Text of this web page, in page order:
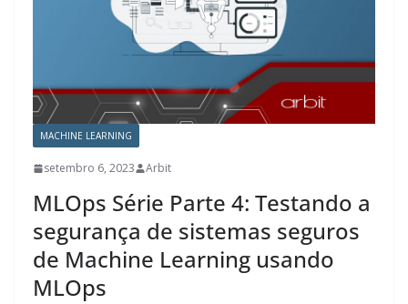
MACHINE LEARNING
setembro 6, 2023 Arbit
MLOps Série Parte 4: Testando a
segurança de sistemas seguros
de Machine Learning usando
MLOps